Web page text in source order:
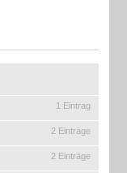
1 Eintrag
2 Einträge
2 Einträge